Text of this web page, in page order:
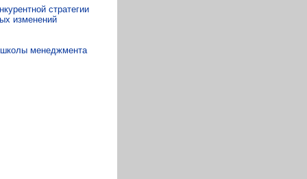
стратегии
изменений
школы менеджмента